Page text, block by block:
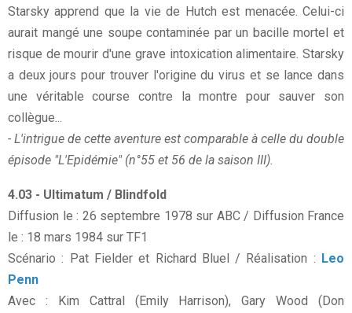
Starsky apprend que la vie de Hutch est menacée. Celui-ci
aurait mangé une soupe contaminée par un bacille mortel et
risque de mourir d'une grave intoxication alimentaire. Starsky
a deux jours pour trouver l'origine du virus et se lance dans
une véritable course contre la montre pour sauver son
collègue...
- L'intrigue de cette aventure est comparable à celle du double
épisode "L'Epidémie" (n°55 et 56 de la saison III).
4.03 - Ultimatum / Blindfold
Diffusion le : 26 septembre 1978 sur ABC / Diffusion France
le : 18 mars 1984 sur TF1
Scénario : Pat Fielder et Richard Bluel / Réalisation : Leo
Penn
Avec : Kim Cattral (Emily Harrison), Gary Wood (Don